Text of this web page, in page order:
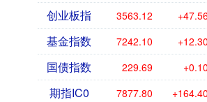
创业板指 3563.12
基金指数 7242.10 +12.30
国债指数 229.69 +0.10
期指IC0 7877.80 +164.40